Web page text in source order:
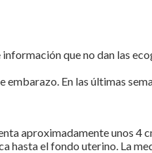
que no dan las
En las últimas
aproximadamente unos 4
hasta el fondo uterino. La